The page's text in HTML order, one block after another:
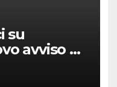
su
avviso di
conferma